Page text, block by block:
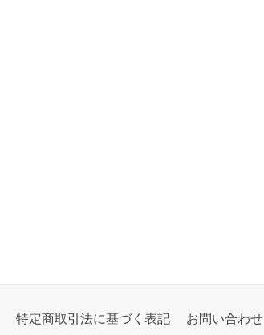
特定商取引法に基づく表記 お問い合わせ